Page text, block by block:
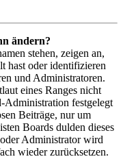
ändern?
stehen, zeigen an,
hast oder identifizieren
und Administratoren.
eines Ranges nicht
Administration festgelegt
Beiträge, nur um
Boards dulden dieses
Administrator wird
wieder zurücksetzen.